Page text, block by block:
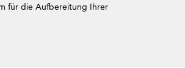
für die Aufbereitung Ihrer